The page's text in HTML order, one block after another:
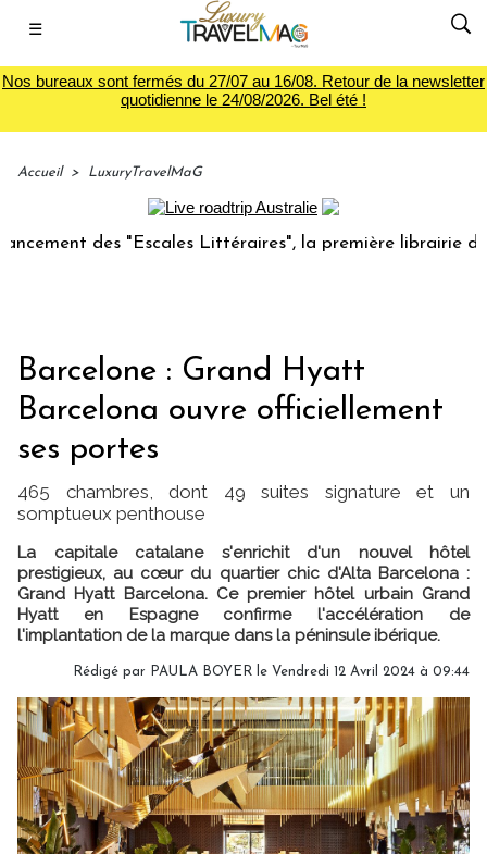
☰
Nos bureaux sont fermés du 27/07 au 16/08. Retour de la newsletter
quotidienne le 24/08/2026. Bel été !
Accueil > LuxuryTravelMaG
des "Escales Littéraires", la première librairie du voyage
Barcelone : Grand Hyatt
Barcelona ouvre officiellement
ses portes
465 chambres, dont 49 suites signature et un
somptueux penthouse
La capitale catalane s'enrichit d'un nouvel hôtel
prestigieux, au cœur du quartier chic d'Alta Barcelona :
Grand Hyatt Barcelona. Ce premier hôtel urbain Grand
Hyatt en Espagne confirme l'accélération de
l'implantation de la marque dans la péninsule ibérique.
Rédigé par PAULA BOYER le Vendredi 12 Avril 2024 à 09:44